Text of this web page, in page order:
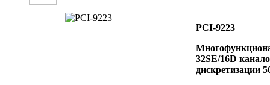
PCI-9223
32SE/16D
дискретизации